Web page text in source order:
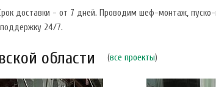
доставки - от 7 дней. Проводим шеф-монтаж,
поддержку 24/7.
области (все проекты)